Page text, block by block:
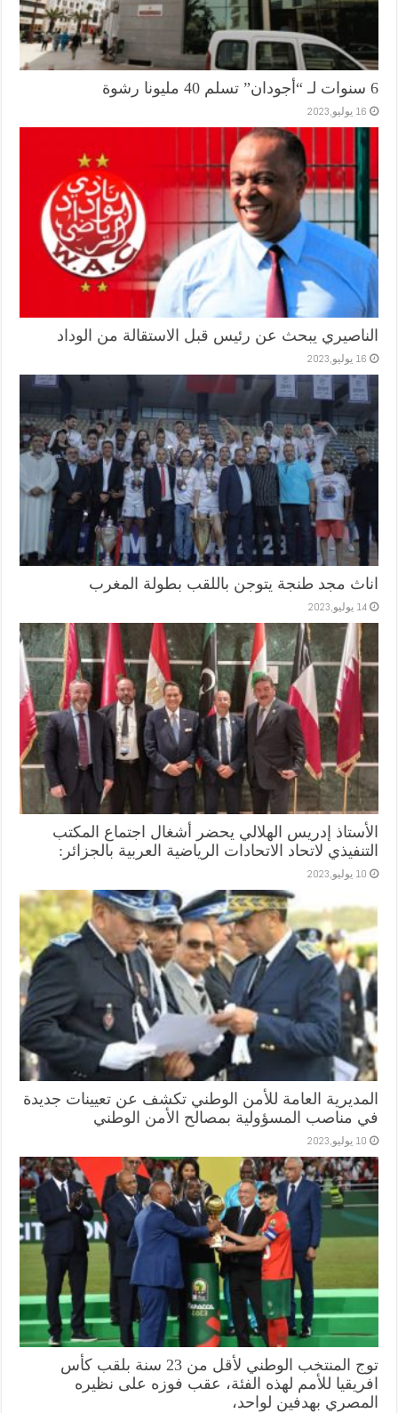
6 سنوات لـ “أجودان” تسلم 40 مليونا رشوة
16 يوليو,2023
الناصيري يبحث عن رئيس قبل الاستقالة من الوداد
16 يوليو,2023
اناث مجد طنجة يتوجن باللقب بطولة المغرب
14 يوليو,2023
الأستاذ إدريس الهلالي يحضر أشغال اجتماع المكتب
التنفيذي لاتحاد الاتحادات الرياضية العربية بالجزائر:
10 يوليو,2023
المديرية العامة للأمن الوطني تكشف عن تعيينات جديدة
في مناصب المسؤولية بمصالح الأمن الوطني
10 يوليو,2023
توج المنتخب الوطني لأقل من 23 سنة بلقب كأس
افريقيا للأمم لهذه الفئة، عقب فوزه على نظيره
المصري بهدفين لواحد،